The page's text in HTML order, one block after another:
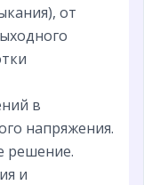
от
в
напряжения.
решение.
и